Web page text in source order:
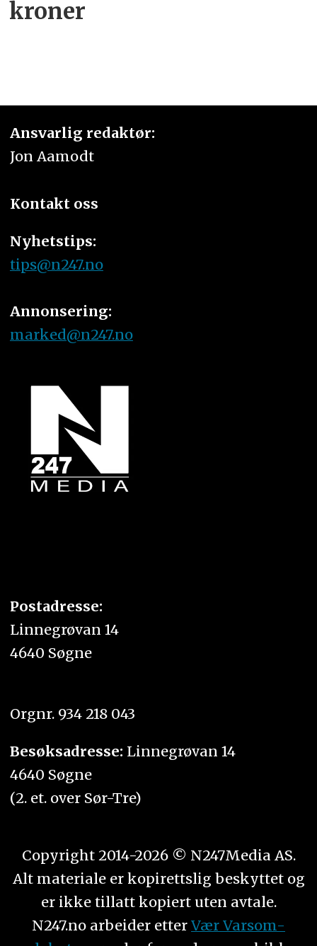
kroner
Ansvarlig redaktør:
Jon Aamodt
Kontakt oss
Nyhetstips:
tips@n247.no
Annonsering:
marked@n247.no
Postadresse:
Linnegrøvan 14
4640 Søgne
Orgnr. 934 218 043
Besøksadresse: Linnegrøvan 14
4640 Søgne
(2. et. over Sør-Tre)
Copyright 2014-2026 © N247Media AS.
Alt materiale er kopirettslig beskyttet og
er ikke tillatt kopiert uten avtale.
N247.no arbeider etter Vær Varsom-